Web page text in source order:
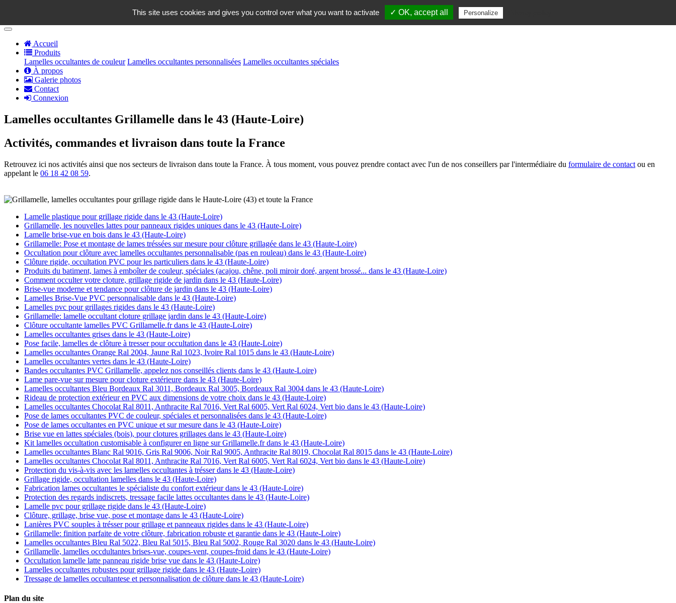
Accueil
Produits
Lamelles occultantes de couleur Lamelles occultantes personnalisées Lamelles occultantes spéciales
À propos
Galerie photos
Contact
Connexion
Lamelles occultantes Grillamelle dans le 43 (Haute-Loire)
Activités, commandes et livraison dans toute la France
Retrouvez ici nos activités ainsi que nos secteurs de livraison dans toute la France. À tous moment, vous pouvez prendre contact avec l'un de nos conseillers par l'intermédiaire du formulaire de contact ou en
appelant le 06 18 42 08 59.
Lamelle plastique pour grillage rigide dans le 43 (Haute-Loire)
Grillamelle, les nouvelles lattes pour panneaux rigides uniques dans le 43 (Haute-Loire)
Lamelle brise-vue en bois dans le 43 (Haute-Loire)
Grillamelle: Pose et montage de lames tréssées sur mesure pour clôture grillagée dans le 43 (Haute-Loire)
Occultation pour clôture avec lamelles occultantes personnalisable (pas en rouleau) dans le 43 (Haute-Loire)
Clôture rigide, occultation PVC pour les particuliers dans le 43 (Haute-Loire)
Produits du batiment, lames à emboîter de couleur, spéciales (acajou, chêne, poli miroir doré, argent brossé... dans le 43 (Haute-Loire)
Comment occulter votre cloture, grillage rigide de jardin dans le 43 (Haute-Loire)
Brise-vue moderne et tendance pour clôture de jardin dans le 43 (Haute-Loire)
Lamelles Brise-Vue PVC personnalisable dans le 43 (Haute-Loire)
Lamelles pvc pour grillages rigides dans le 43 (Haute-Loire)
Grillamelle: lamelle occultant cloture grillage jardin dans le 43 (Haute-Loire)
Clôture occultante lamelles PVC Grillamelle.fr dans le 43 (Haute-Loire)
Lamelles occultantes grises dans le 43 (Haute-Loire)
Pose facile, lamelles de clôture à tresser pour occultation dans le 43 (Haute-Loire)
Lamelles occultantes Orange Ral 2004, Jaune Ral 1023, Ivoire Ral 1015 dans le 43 (Haute-Loire)
Lamelles occultantes vertes dans le 43 (Haute-Loire)
Bandes occultantes PVC Grillamelle, appelez nos conseillés clients dans le 43 (Haute-Loire)
Lame pare-vue sur mesure pour cloture extérieure dans le 43 (Haute-Loire)
Lamelles occultantes Bleu Bordeaux Ral 3011, Bordeaux Ral 3005, Bordeaux Ral 3004 dans le 43 (Haute-Loire)
Rideau de protection extérieur en PVC aux dimensions de votre choix dans le 43 (Haute-Loire)
Lamelles occultantes Chocolat Ral 8011, Anthracite Ral 7016, Vert Ral 6005, Vert Ral 6024, Vert bio dans le 43 (Haute-Loire)
Pose de lames occultantes PVC de couleur, spéciales et personnalisées dans le 43 (Haute-Loire)
Pose de lames occultantes en PVC unique et sur mesure dans le 43 (Haute-Loire)
Brise vue en lattes spéciales (bois), pour clotures grillages dans le 43 (Haute-Loire)
Kit lamelles occultation customisable à configurer en ligne sur Grillamelle.fr dans le 43 (Haute-Loire)
Lamelles occultantes Blanc Ral 9016, Gris Ral 9006, Noir Ral 9005, Anthracite Ral 8019, Chocolat Ral 8015 dans le 43 (Haute-Loire)
Lamelles occultantes Chocolat Ral 8011, Anthracite Ral 7016, Vert Ral 6005, Vert Ral 6024, Vert bio dans le 43 (Haute-Loire)
Protection du vis-à-vis avec les lamelles occultantes à trésser dans le 43 (Haute-Loire)
Grillage rigide, occultation lamelles dans le 43 (Haute-Loire)
Fabrication lames occultantes le spécialiste du confort extérieur dans le 43 (Haute-Loire)
Protection des regards indiscrets, tressage facile lattes occultantes dans le 43 (Haute-Loire)
Lamelle pvc pour grillage rigide dans le 43 (Haute-Loire)
Clôture, grillage, brise vue, pose et montage dans le 43 (Haute-Loire)
Lanières PVC souples à trésser pour grillage et panneaux rigides dans le 43 (Haute-Loire)
Grillamelle: finition parfaite de votre clôture, fabrication robuste et garantie dans le 43 (Haute-Loire)
Lamelles occultantes Bleu Ral 5022, Bleu Ral 5015, Bleu Ral 5002, Rouge Ral 3020 dans le 43 (Haute-Loire)
Grillamelle, lamelles occdultantes brises-vue, coupes-vent, coupes-froid dans le 43 (Haute-Loire)
Occultation lamelle latte panneau rigide brise vue dans le 43 (Haute-Loire)
Lamelles occultantes robustes pour grillage rigide dans le 43 (Haute-Loire)
Tressage de lamelles occultantese et personnalisation de clôture dans le 43 (Haute-Loire)
Plan du site
This site uses cookies and gives you control over what you want to activate ✓ OK, accept all Personalize